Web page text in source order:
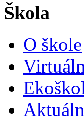
Škola
O škole